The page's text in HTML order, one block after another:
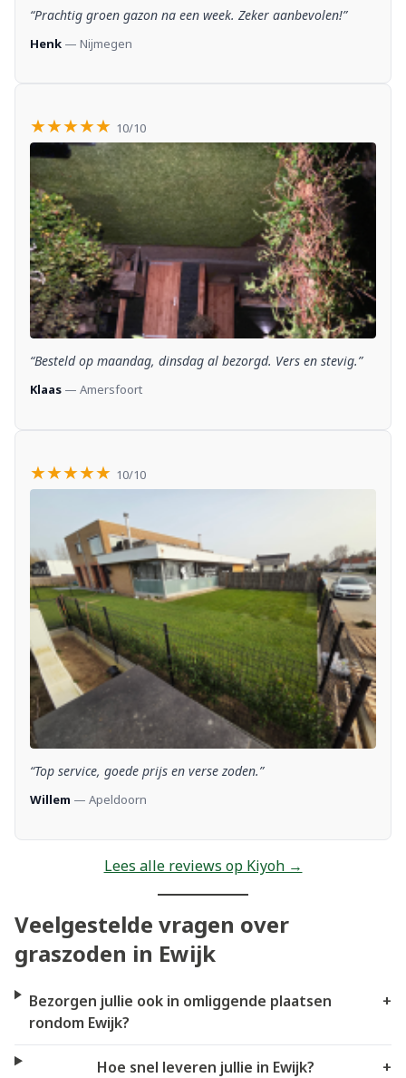
“Prachtig groen gazon na een week. Zeker aanbevolen!”
Henk — Nijmegen
★★★★★ 10/10
“Besteld op maandag, dinsdag al bezorgd. Vers en stevig.”
Klaas — Amersfoort
★★★★★ 10/10
“Top service, goede prijs en verse zoden.”
Willem — Apeldoorn
Lees alle reviews op Kiyoh →
Veelgestelde vragen over
graszoden in Ewijk
Bezorgen jullie ook in omliggende plaatsen
rondom Ewijk?
+
Hoe snel leveren jullie in Ewijk? +